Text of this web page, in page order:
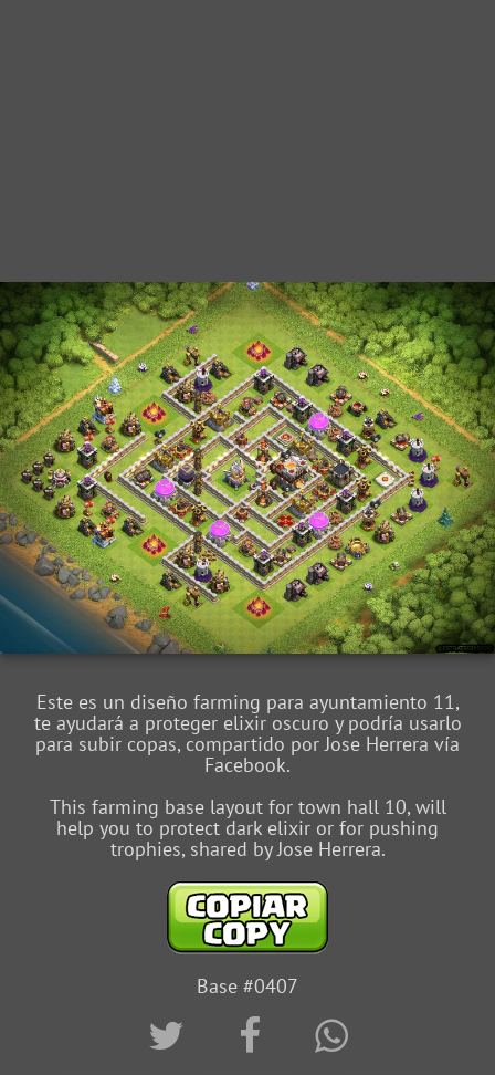
Este es un diseño farming para ayuntamiento 11,
te ayudará a proteger elixir oscuro y podría usarlo
para subir copas, compartido por Jose Herrera vía
Facebook.
This farming base layout for town hall 10, will
help you to protect dark elixir or for pushing
trophies, shared by Jose Herrera.
Base #0407